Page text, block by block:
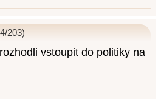
203)
vstoupit do politiky na